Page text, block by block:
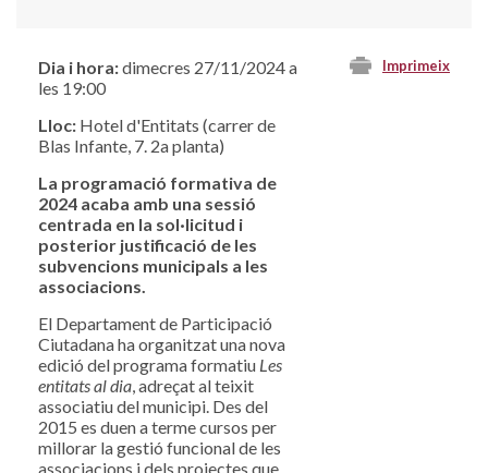
Imprimeix
Dia i hora:dimecres 27/11/2024 a
les 19:00
Lloc: Hotel d'Entitats (carrer de
Blas Infante, 7. 2a planta)
La programació formativa de
2024 acaba amb una sessió
centrada en la sol·licitud i
posterior justificació de les
subvencions municipals a les
associacions.
El Departament de Participació
Ciutadana ha organitzat una nova
edició del programa formatiu Les
entitats al dia, adreçat al teixit
associatiu del municipi. Des del
2015 es duen a terme cursos per
millorar la gestió funcional de les
associacions i dels projectes que